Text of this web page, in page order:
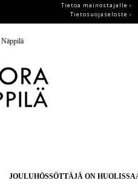
Tietoa mainostajalle ›
Tietosuojaseloste ›
JOULUHÖSSÖTTÄJÄ ON